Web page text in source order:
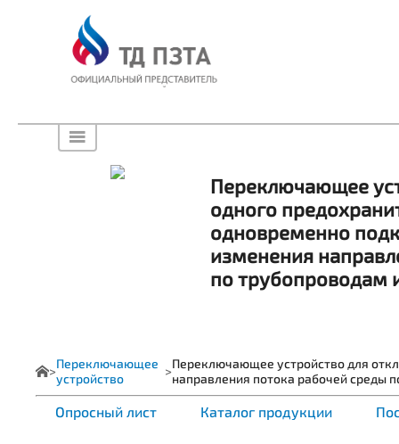
Переключающее
одного
одновременно
изменения
по трубопроводам
Переключающее
устройство
Переключающее устройство для
направления потока рабочей среды
Опросный лист Каталог продукции